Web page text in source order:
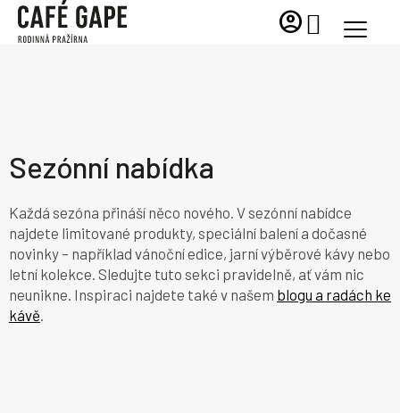
Přejít
account_circle
NÁKUPNÍ
KOŠÍK
Sezónní nabídka
Každá sezóna přináší něco nového. V sezónní nabídce
najdete limitované produkty, speciální balení a dočasné
novinky – například vánoční edice, jarní výběrové kávy nebo
letní kolekce. Sledujte tuto sekci pravidelně, ať vám nic
neunikne. Inspiraci najdete také v našem blogu a radách ke
kávě.